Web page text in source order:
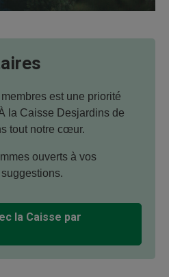
est une priorité
la Caisse Desjardins de
tout notre cœur.
ouverts à vos
la Caisse par